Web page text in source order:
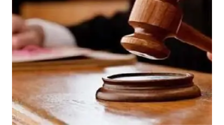
EN
SAOEDISCHE
VN-
CONFERENTIE.